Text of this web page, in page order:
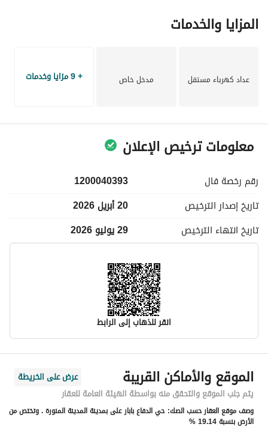
المزايا والخدمات
عداد كهرباء مستقل مدخل خاص + 9 مزايا وخدمات
معلومات ترخيص الإعلان
رقم رخصة فال
1200040393
تاريخ إصدار الترخيص
20 أبريل 2026
تاريخ انتهاء الترخيص 29 يوليو 2026
انقر للذهاب إلى الرابط
معلومات مسؤول الإعلان
اسم المسؤول
احمد منصور محمدماجد المدني
رقم المسؤول
0504377535
الموقع والأماكن القريبة
عرض على الخريطة
يتم جلب الموقع والتحقق منه بواسطة الهيئة العامة للعقار
وصف موقع العقار حسب الصك: حي الدفاع بابار على بمدينة المدينة المنورة . وتختص من
الأرض بنسبة 19.14 %